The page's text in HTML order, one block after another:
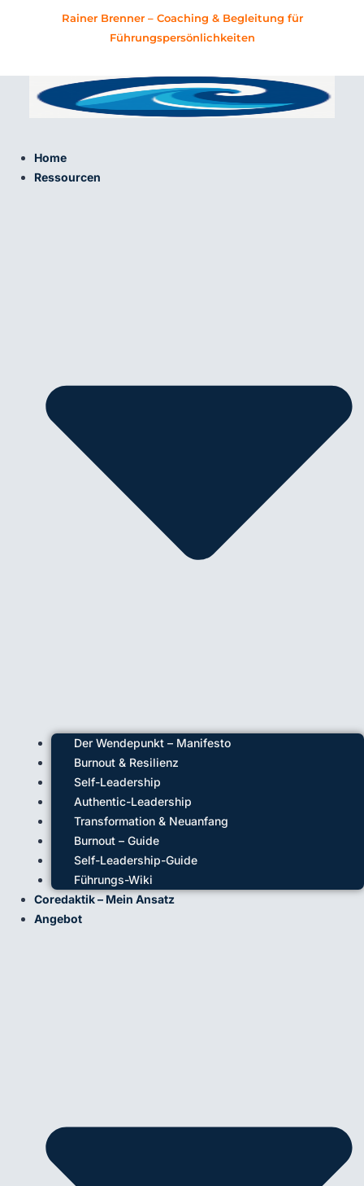
Rainer Brenner – Coaching & Begleitung für
Führungspersönlichkeiten
Home
Ressourcen
Der Wendepunkt – Manifesto
Burnout & Resilienz
Self-Leadership
Authentic-Leadership
Transformation & Neuanfang
Burnout – Guide
Self-Leadership-Guide
Führungs-Wiki
Coredaktik – Mein Ansatz
Angebot